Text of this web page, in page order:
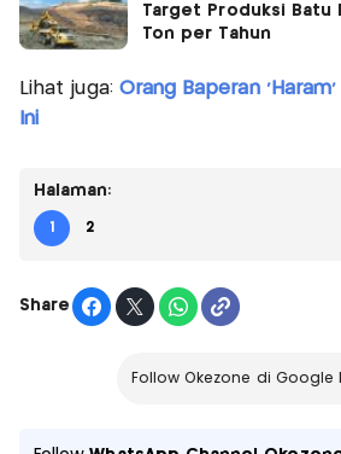
Target Produksi Batu
Ton per Tahun
Lihat juga: Orang Baperan
Ini
Halaman:
1 2
Share
Follow Okezone di Google